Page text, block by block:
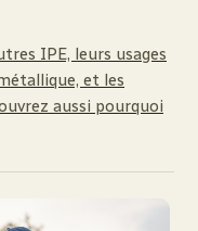
IPE, leurs usages
et les
aussi pourquoi